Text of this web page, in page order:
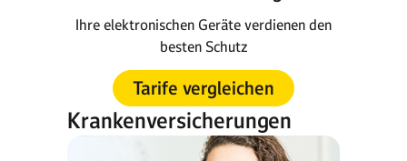
Ihre elektronischen Geräte verdienen den
besten Schutz
Tarife vergleichen
Krankenversicherungen